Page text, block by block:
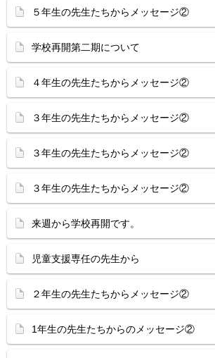
５年生の先生たちからメッセージ②
学校再開第二期について
４年生の先生たちからメッセージ②
３年生の先生たちからメッセージ②
３年生の先生たちからメッセージ②
３年生の先生たちからメッセージ②
来週から学校再開です。
児童支援専任の先生から
２年生の先生たちからメッセージ②
1年生の先生たちからのメッセージ②